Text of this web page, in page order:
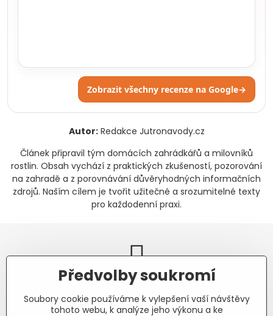
Zobrazit všechny recenze na Google→
Autor:Redakce Jutronavody.cz
Článek připravil tým domácích zahrádkářů a milovníků
rostlin. Obsah vychází z praktických zkušeností, pozorování
na zahradě a z porovnávání důvěryhodných informačních
zdrojů. Naším cílem je tvořit užitečné a srozumitelné texty
pro každodenní praxi.
Newsletter
Odebírat naše novinky:
Předvolby soukromí
Soubory cookie používáme k vylepšení vaší návštěvy
tohoto webu, k analýze jeho výkonu a ke